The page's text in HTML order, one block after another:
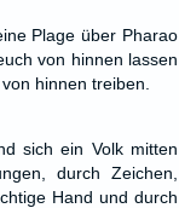
Plage über Pharao
von hinnen lassen
hinnen treiben.
sich ein Volk mitten
durch Zeichen,
Hand und durch